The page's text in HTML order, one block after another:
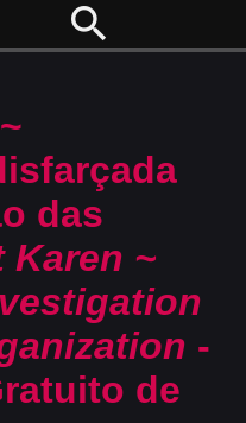
search
das
Karen ~
-
de